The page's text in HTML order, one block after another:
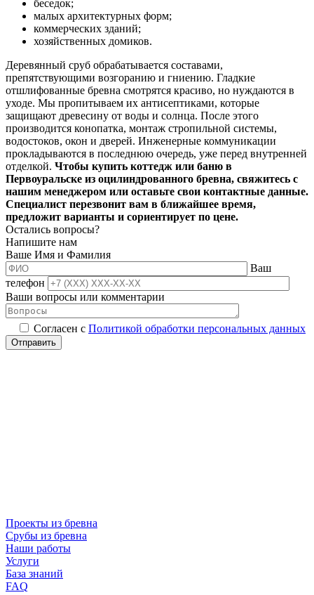
беседок;
малых архитектурных форм;
коммерческих зданий;
хозяйственных домиков.
Деревянный сруб обрабатывается составами,
препятствующими возгоранию и гниению. Гладкие
отшлифованные бревна смотрятся красиво, но нуждаются в
уходе. Мы пропитываем их антисептиками, которые
защищают древесину от воды и солнца. После этого
производится конопатка, монтаж стропильной системы,
водостоков, окон и дверей. Инженерные коммуникации
прокладываются в последнюю очередь, уже перед внутренней
отделкой. Чтобы купить коттедж или баню в
Первоуральске из оцилиндрованного бревна, свяжитесь с
нашим менеджером или оставьте свои контактные данные.
Специалист перезвонит вам в ближайшее время,
предложит варианты и сориентирует по цене.
Остались вопросы?
Напишите нам
Ваше Имя и Фамилия
Ваш
телефон
Ваши вопросы или комментарии
Согласен с Политикой обработки персональных данных
Проекты из бревна
Срубы из бревна
Наши работы
Услуги
База знаний
FAQ